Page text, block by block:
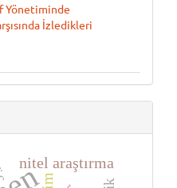
Yönetiminde
İzledikleri
nitel araştırma